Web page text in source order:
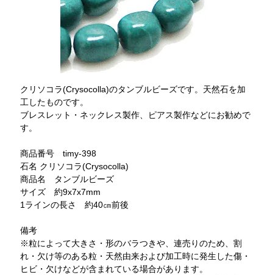
クリソコラ(Crysocolla)のタンブルビーズです。天然石を加
工したものです。
ブレスレット・ネックレス製作、ピアス製作などにお勧めで
す。
商品番号 timy-398
石名 クリソコラ(Crysocolla)
商品名 タンブルビーズ
サイズ 約9x7x7mm
1ラインの長さ 約40㎝前後
備考
※粒によって大きさ・形のバラつきや、連売りのため、割
れ・欠け等のある粒・天然由来および加工時に発生した傷・
ヒビ・欠けなどが含まれている場合があります。